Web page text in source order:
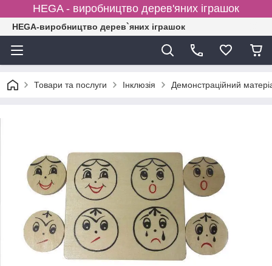
HEGA - виробництво дерев'яних іграшок
HEGA-виробництво дерев`яних іграшок
Товари та послуги Інклюзія Демонстрацiйний